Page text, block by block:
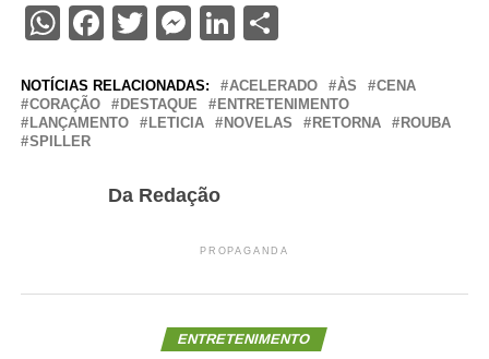
WhatsApp
Facebook
Twitter
Messenger
LinkedIn
Share
NOTÍCIAS RELACIONADAS: ACELERADO ÀS
CENA
CORAÇÃO
DESTAQUE
ENTRETENIMENTO
LANÇAMENTO
LETICIA NOVELAS RETORNA
ROUBA
SPILLER
Da Redação
PROPAGANDA
ENTRETENIMENTO